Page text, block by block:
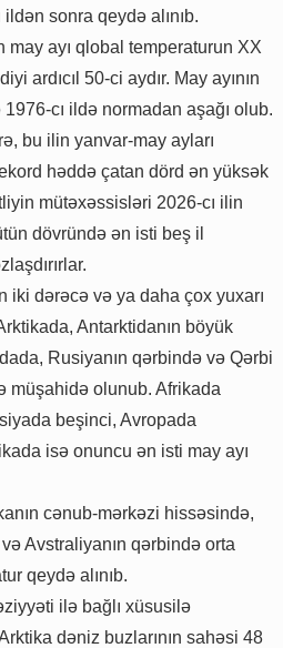
ildən sonra qeydə alınıb.
may ayı qlobal temperaturun XX
ardıcıl 50-ci aydır. May ayının
cı ildə normadan aşağı olub.
bu ilin yanvar-may ayları
həddə çatan dörd ən yüksək
mütəxəssisləri 2026-cı ilin
dövründə ən isti beş il
dərəcə və ya daha çox yuxarı
Antarktidanın böyük
Rusiyanın qərbində və Qərbi
müşahidə olunub. Afrikada
beşinci, Avropada
isə onuncu ən isti may ayı
cənub-mərkəzi hissəsində,
Avstraliyanın qərbində orta
qeydə alınıb.
ilə bağlı xüsusilə
dəniz buzlarının sahəsi 48